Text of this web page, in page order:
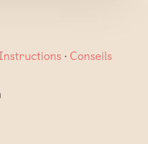
∙ Conseils